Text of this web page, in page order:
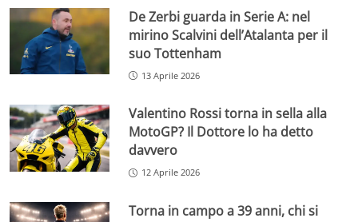
De Zerbi guarda in Serie A: nel
mirino Scalvini dell’Atalanta per il
suo Tottenham
13 Aprile 2026
Valentino Rossi torna in sella alla
MotoGP? Il Dottore lo ha detto
davvero
12 Aprile 2026
Torna in campo a 39 anni, chi si